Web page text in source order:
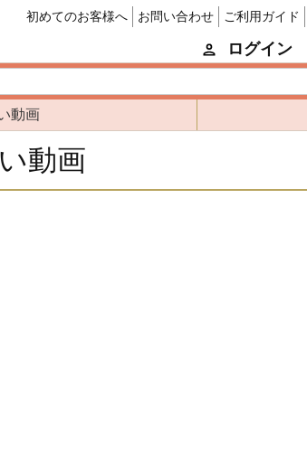
初めてのお客様へ お問い合わせ ご利用ガイド
ログイン
動画
動画